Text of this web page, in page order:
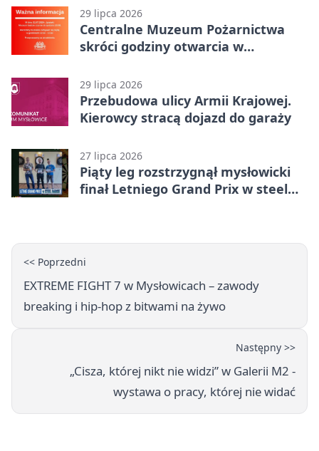
29 lipca 2026
Centralne Muzeum Pożarnictwa
skróci godziny otwarcia w
29 lipca 2026
Przebudowa ulicy Armii Krajowej.
Kierowcy stracą dojazd do garaży
27 lipca 2026
Piąty leg rozstrzygnął mysłowicki
finał Letniego Grand Prix w steel
<< Poprzedni
EXTREME FIGHT 7 w Mysłowicach – zawody
breaking i hip-hop z bitwami na żywo
Następny >>
„Cisza, której nikt nie widzi” w Galerii M2 -
wystawa o pracy, której nie widać